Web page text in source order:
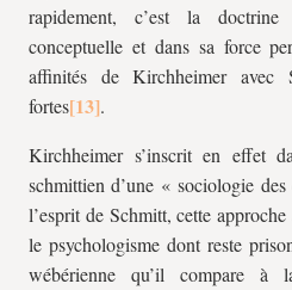
rapidement, c’est la
conceptuelle et dans sa force
affinités de Kirchheimer avec
fortes
.
Kirchheimer s’inscrit en effet
schmittien d’une « sociologie
l’esprit de Schmitt, cette
le psychologisme dont reste
wébérienne qu’il compare à